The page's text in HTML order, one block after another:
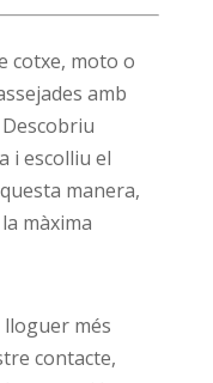
cotxe, moto o
amb
i escolliu el
manera,
màxima
lloguer més
contacte,